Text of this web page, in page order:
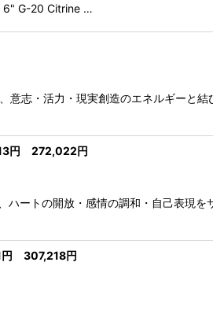
6" G-20 Citrine …
志・活力・現実創造のエネルギーと
円 272,022円
ートの開放・感情の調和・自己表現
307,218円